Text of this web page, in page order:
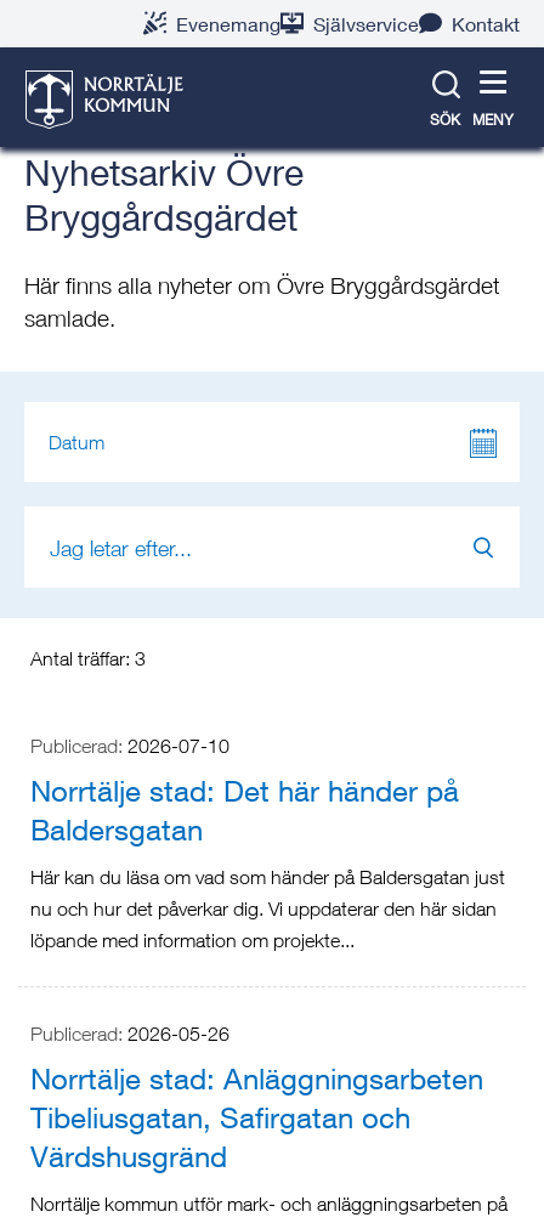
Evenemang Självservice Kontakt
SÖK MENY
Norrtälje stad växer
Nyhetsarkiv Övre
Bryggårdsgärdet
Här finns alla nyheter om Övre Bryggårdsgärdet
samlade.
Datum
Antal träffar: 3
Publicerad: 2026-07-10
Norrtälje stad: Det här händer på
Baldersgatan
Här kan du läsa om vad som händer på Baldersgatan just
nu och hur det påverkar dig. Vi uppdaterar den här sidan
löpande med information om projekte...
Publicerad: 2026-05-26
Norrtälje stad: Anläggningsarbeten
Tibeliusgatan, Safirgatan och
Värdshusgränd
Norrtälje kommun utför mark- och anläggningsarbeten på